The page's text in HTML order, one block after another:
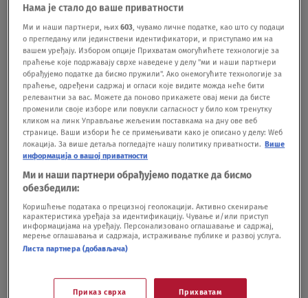
Granda", a jedna takmičarka predstavila se upravo
ovom numerom. Kako je pevačica tom prilikom
rekla, pesmu "Cvetak zanovetak" više ne peva na
svojim nastupila jer smatra da nije primerena
njenim godinama.
BONUS VIDEO: Cecin nastup - 4.7.2022.
video-cdn src="https://best-
vod.umn.cdn.united.cloud/stream?
asset=svetalanaraznatoviccecanastup04jul2022ik-
novas-
p=novas&u=novas&p=n0v43!23t001" video-
Нама је стало до ваше приватности
Ми и наши партнери, њих603 , чувамо личне податке, као што су подаци
о прегледању или јединствени идентификатори, и приступамо им на
вашем уређају. Избором опције Прихватам омогућићете технологије за
праћење које подржавају сврхе наведене у делу "ми и наши партнери
обрађујемо податке да бисмо пружили". Ако онемогућите технологије за
праћење, одређени садржај и огласи које видите можда неће бити
релевантни за вас. Можете да поново прикажете овај мени да бисте
променили своје изборе или повукли сагласност у било ком тренутку
кликом на линк Управљање жељеним поставкама на дну ове веб
странице. Ваши избори ће се примењивати како је описано у делу: Wеб
локација. За више детаља погледајте нашу политику приватности. Више
информација о вашој приватности
Ми и наши партнери обрађујемо податке да бисмо
обезбедили:
Коришћење података о прецизној геолокацији. Активно скенирање
карактеристика уређаја за идентификацију. Чување и/или приступ
информацијама на уређају. Персонализовано оглашавање и садржај,
мерење оглашавања и садржаја, истраживање публике и развој услуга.
Листа партнера (добављача)
Приказ сврха Прихватам